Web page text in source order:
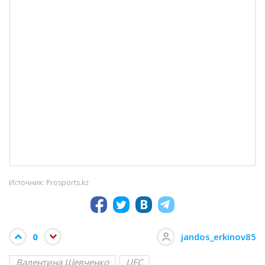
Источник: Prosports.kz
0 jandos_erkinov85
Валентина Шевченко UFC